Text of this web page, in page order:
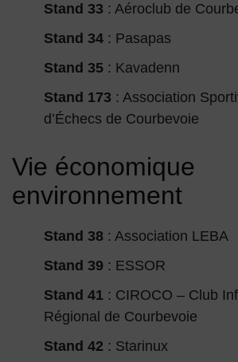
Stand 33 : Aéroclub de
Stand 34 : Pasapas
Stand 35 : Kavadenn
Stand 173 : Association
d’Échecs de Courbevoie
Vie économique
environnement
Stand 38 : Association LEBA
Stand 39 : ESSOR
Stand 41 : CIROCO – Club
Régional de Courbevoie
Stand 42 : Starinux